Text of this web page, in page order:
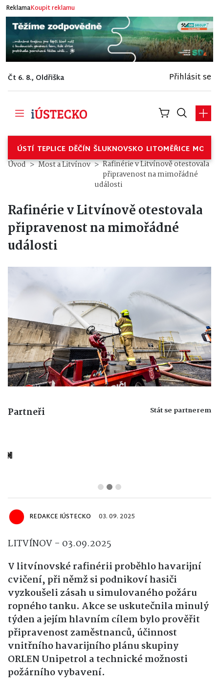
ReklamaKoupit reklamu
Čt 6. 8., Oldřiška Přihlásit se
ÚSTÍ TEPLICE DĚČÍN ŠLUKNOVSKO LITOMĚŘICE
Úvod Most a Litvínov
Rafinérie v Litvínově otestovala
připravenost na mimořádné
události
Rafinérie v Litvínově otestovala
připravenost na mimořádné
události
Partneři Stát se partnerem
REDAKCE IÚSTECKO 03. 09. 2025
LITVÍNOV - 03.09.2025
V litvínovské rafinérii proběhlo havarijní
cvičení, při němž si podnikoví hasiči
vyzkoušeli zásah u simulovaného požáru
ropného tanku. Akce se uskutečnila minulý
týden a jejím hlavním cílem bylo prověřit
připravenost zaměstnanců, účinnost
vnitřního havarijního plánu skupiny
ORLEN Unipetrol a technické možnosti
požárního vybavení.